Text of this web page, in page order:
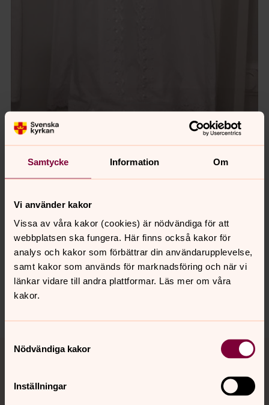
Samtycke Information Om
Vi använder kakor
Vissa av våra kakor (cookies) är nödvändiga för att
webbplatsen ska fungera. Här finns också kakor för
analys och kakor som förbättrar din användarupplevelse,
samt kakor som används för marknadsföring och när vi
länkar vidare till andra plattformar. Läs mer om våra
kakor.
Nödvändiga kakor
Inställningar
Foto: Magdalena Moberg
Synpunkter eller frågor på sidans
innehåll?
vastrafrolunda.pastorat@svenskakyrkan.se
Dela
Tillbaka till toppen
Tillbaka till innehållet